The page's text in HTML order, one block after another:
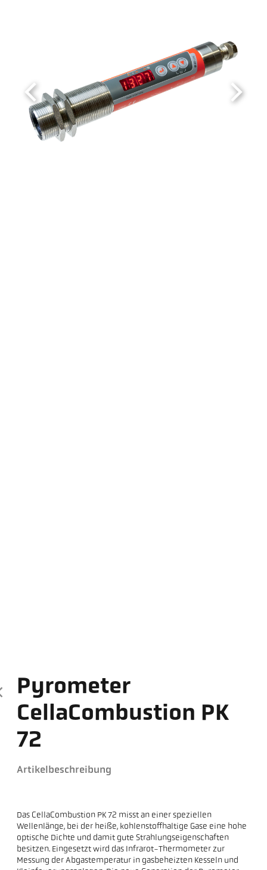
Pyrometer
CellaCombustion PK
72
Artikelbeschreibung
Das CellaCombustion PK 72 misst an einer speziellen
Wellenlänge, bei der heiße, kohlenstoffhaltige Gase eine hohe
optische Dichte und damit gute Strahlungseigenschaften
besitzen. Eingesetzt wird das Infrarot-Thermometer zur
Messung der Abgastemperatur in gasbeheizten Kesseln und